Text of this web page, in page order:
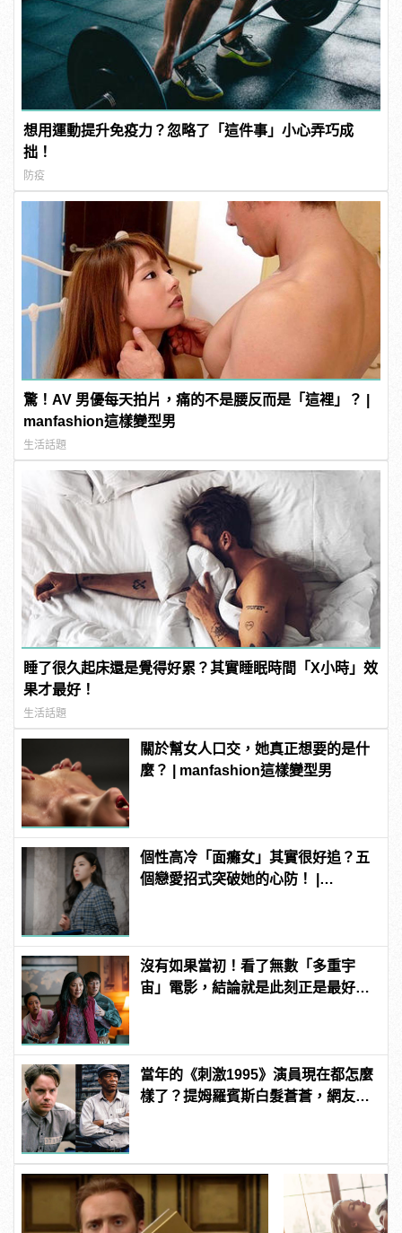
想用運動提升免疫力？忽略了「這件事」小心弄巧成
拙！
防疫
驚！AV 男優每天拍片，痛的不是腰反而是「這裡」？ |
manfashion這樣變型男
生活話題
睡了很久起床還是覺得好累？其實睡眠時間「X小時」效
果才最好！
生活話題
關於幫女人口交，她真正想要的是什
麼？ | manfashion這樣變型男
個性高冷「面癱女」其實很好追？五
個戀愛招式突破她的心防！ |
沒有如果當初！看了無數「多重宇
宙」電影，結論就是此刻正是最好的
當年的《刺激1995》演員現在都怎麼
樣了？提姆羅賓斯白髮蒼蒼，網友